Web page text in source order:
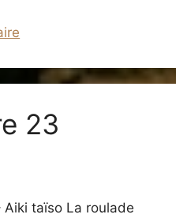
23
Aiki taïso La roulade